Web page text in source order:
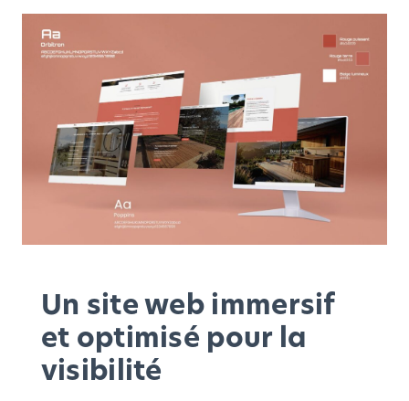
Un site web immersif
et optimisé pour la
visibilité